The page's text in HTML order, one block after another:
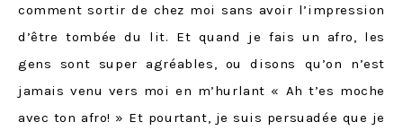
comment sortir de chez moi sans avoir l’impression
d’être tombée du lit. Et quand je fais un afro, les
gens sont super agréables, ou disons qu’on n’est
jamais venu vers moi en m’hurlant « Ah t’es moche
avec ton afro! » Et pourtant, je suis persuadée que je